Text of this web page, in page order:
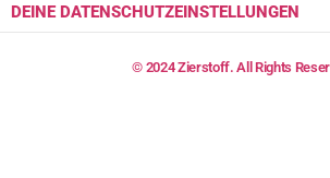
DEINE DATENSCHUTZEINSTELLUNGEN
© 2024 Zierstoff. All Rights